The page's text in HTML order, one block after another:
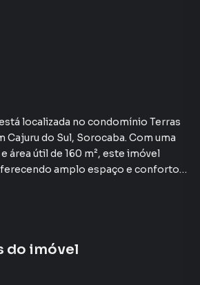
localizada no condomínio Terras
Cajuru do Sul, Sorocaba. Com uma
área útil de 160 m², este imóvel
amplo espaço e conforto
churrasqueira, portão eletrônico,
de vida completo e privilegiado
do imóvel